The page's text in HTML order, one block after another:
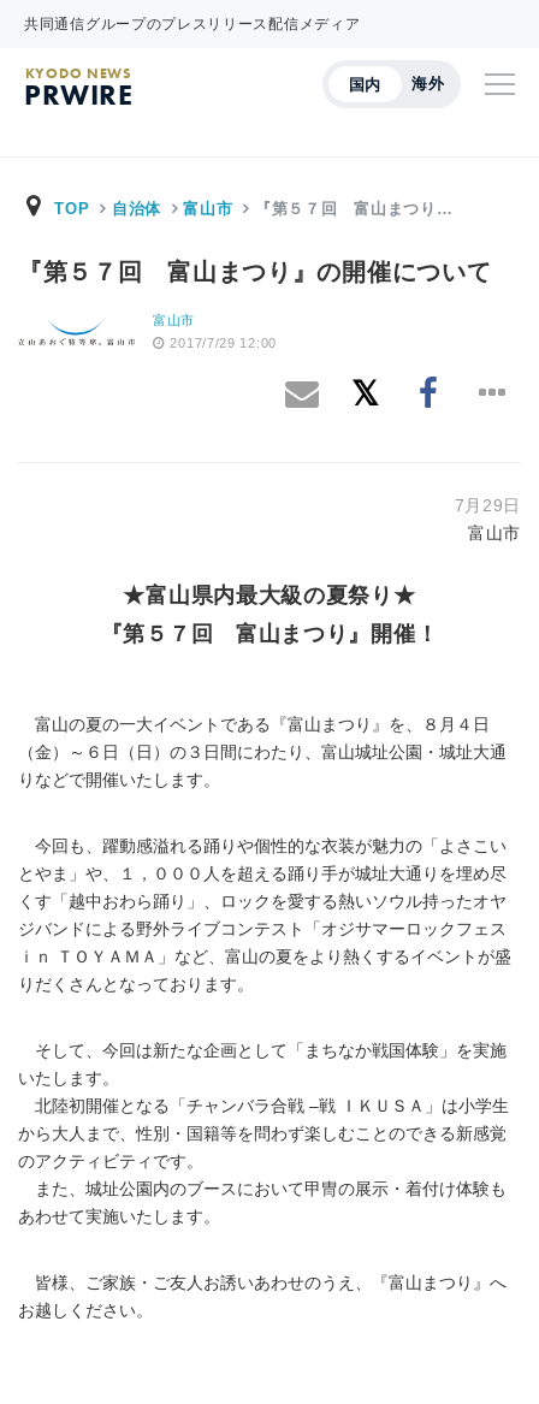
共同通信グループのプレスリリース配信メディア
国内 海外
KYODO NEWS
PRWIRE
TOP 自治体 富山市 『第５７回 富山まつり…
『第５７回 富山まつり』の開催について
富山市
2017/7/29 12:00
7月29日
富山市
★富山県内最大級の夏祭り★
『第５７回 富山まつり』開催！
富山の夏の一大イベントである『富山まつり』を、８月４日
（金）～６日（日）の３日間にわたり、富山城址公園・城址大通
りなどで開催いたします。
今回も、躍動感溢れる踊りや個性的な衣装が魅力の「よさこい
とやま」や、１，０００人を超える踊り手が城址大通りを埋め尽
くす「越中おわら踊り」、ロックを愛する熱いソウル持ったオヤ
ジバンドによる野外ライブコンテスト「オジサマーロックフェス
ｉｎ ＴＯＹＡＭＡ」など、富山の夏をより熱くするイベントが盛
りだくさんとなっております。
そして、今回は新たな企画として「まちなか戦国体験」を実施
いたします。
北陸初開催となる「チャンバラ合戦 –戦 ＩＫＵＳＡ」は小学生
から大人まで、性別・国籍等を問わず楽しむことのできる新感覚
のアクティビティです。
また、城址公園内のブースにおいて甲冑の展示・着付け体験も
あわせて実施いたします。
皆様、ご家族・ご友人お誘いあわせのうえ、『富山まつり』へ
お越しください。